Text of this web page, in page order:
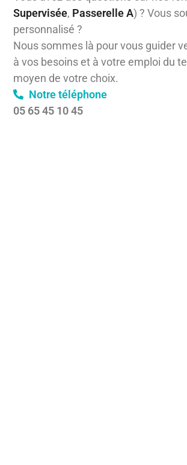
Supervisée, Passerelle A) ? Vous
personnalisé ?
Nous sommes là pour vous guider
à vos besoins et à votre emploi du
moyen de votre choix.
Notre téléphone
05 65 45 10 45